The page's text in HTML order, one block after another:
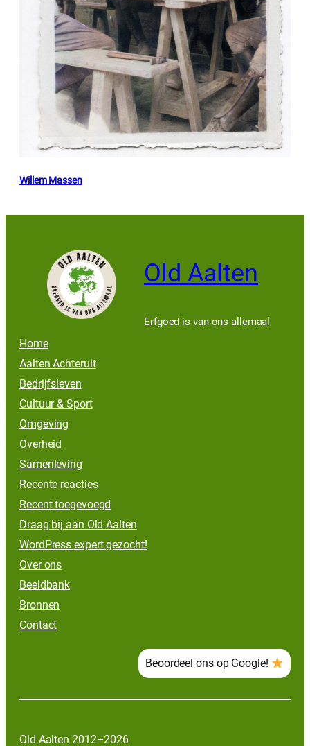
Willem Massen
Old Aalten
Erfgoed is van ons allemaal
Home
Aalten Achteruit
Bedrijfsleven
Cultuur & Sport
Omgeving
Overheid
Samenleving
Recente reacties
Recent toegevoegd
Draag bij aan Old Aalten
WordPress expert gezocht!
Over ons
Beeldbank
Bronnen
Contact
Beoordeel ons op Google!
Old Aalten 2012–2026